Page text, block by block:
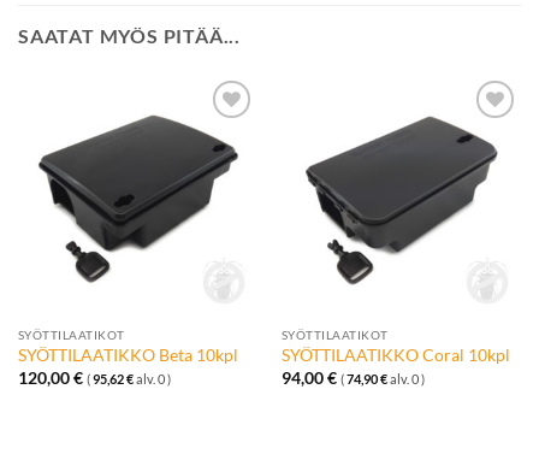
SAATAT MYÖS PITÄÄ...
Lisää
toivelistalle
SYÖTTILAATIKOT
SYÖTTILAATIKKO Beta 10kpl
120,00€ (95,62€alv. 0 )
Lisää
toivelistalle
SYÖTTILAATIKOT
SYÖTTILAATIKKO Coral 10kpl
94,00€ (74,90€alv. 0 )